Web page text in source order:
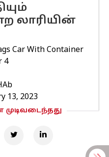
லாரியின்
Car With Container
4
13, 2023